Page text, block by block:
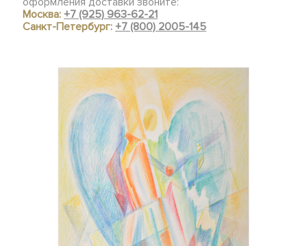
Москва:+7 (925) 963-62-21
Санкт-Петербург:+7 (800) 2005-145